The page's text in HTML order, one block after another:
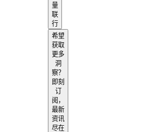
量
联
行
希望
获取
更多
洞
察？
即刻
订
阅，
最新
资讯
尽在